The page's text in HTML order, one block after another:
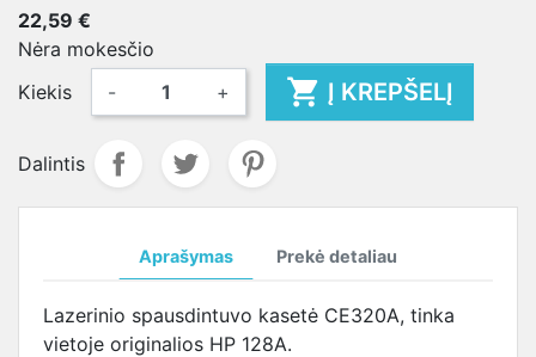
22,59 €
Nėra mokesčio
Kiekis
- +  Į KREPŠELĮ
Dalintis
Aprašymas Prekė detaliau
Lazerinio spausdintuvo kasetė CE320A, tinka
vietoje originalios HP 128A.